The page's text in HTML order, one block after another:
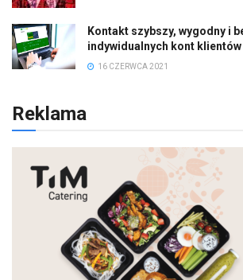
Kontakt szybszy, wygodny i
indywidualnych kont klientów
16 CZERWCA 2021
Reklama